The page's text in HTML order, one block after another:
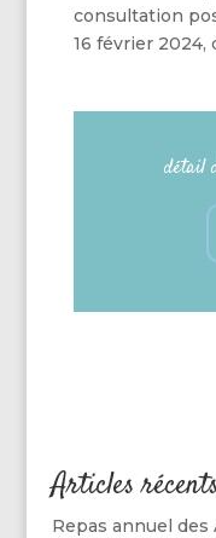
consultation
16 février 2024,
détail
Articles récents
Repas annuel des